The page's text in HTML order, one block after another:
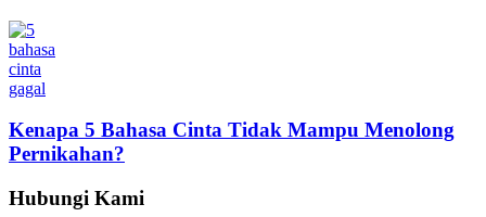
Kenapa 5 Bahasa Cinta Tidak Mampu Menolong
Pernikahan?
Hubungi Kami